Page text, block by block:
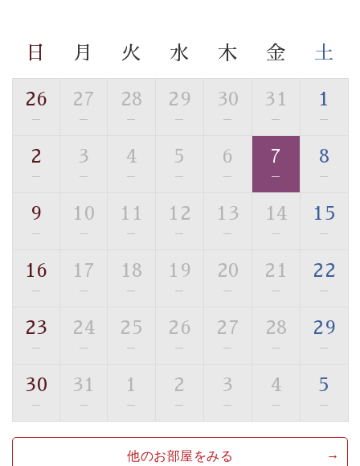
【温泉】
の効果が高い、極めて希有な源泉です。身も心も癒され
■お座敷風呂（大浴場）
温泉の成分に合わせ、防菌防カビの特殊素材の畳を使
用。 足元が柔らかく、そして滑りにくい畳のお風呂で
す。
※男性大浴場までのご移動には階段がございます。 予め
■貸切温泉風呂 （40分2000円）
む貸切温泉風呂です。ゆったりといやされるプライベー
トな空間をお愉しみください。
【旅】
豊富な知識を持ったドライバー兼ガイドが諏訪大社をご
案内します。事前ご予約制ですので、ご利用ご希望の方
日 月 火 水 木 金 土
26
—
27
—
28
—
29
—
30
—
31
—
1
—
2
—
3
—
4
—
5
—
6
—
7
—
8
—
9
—
10
—
11
—
12
—
13
—
14
—
15
—
16
—
17
—
18
—
19
—
20
—
21
—
22
—
23
—
24
—
25
—
26
—
27
—
28
—
29
—
30
—
31
—
1
—
2
—
3
—
4
—
5
—
他のお部屋をみる